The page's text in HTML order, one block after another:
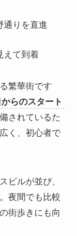
通りを直進
えて到着
繁華街です
らのスタート
されているた
く、初心者で
ビルが並び、
夜間でも比較
街歩きにも向